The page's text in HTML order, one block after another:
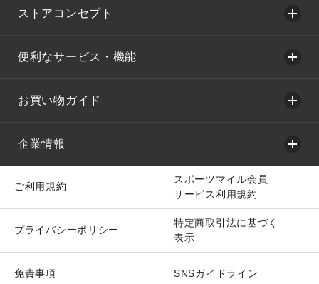
ストアコンセプト
便利なサービス・機能
お買い物ガイド
企業情報
ご利用規約
スポーツマイル会員
サービス利用規約
プライバシーポリシー
特定商取引法に基づく
表示
免責事項 SNSガイドライン